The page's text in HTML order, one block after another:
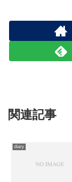
関連記事
diary